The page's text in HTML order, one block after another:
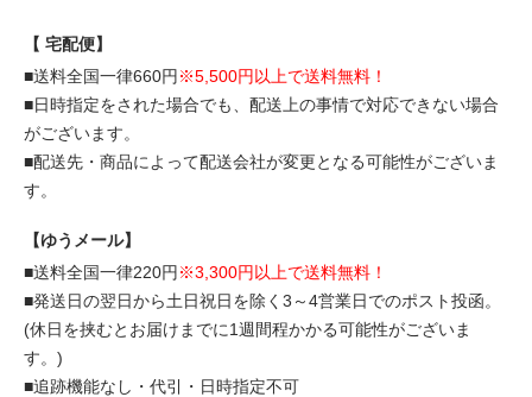
【 宅配便】
■送料全国一律660円 ※5,500円以上で送料無料！
■日時指定をされた場合でも、配送上の事情で対応できない場合
がございます。
■配送先・商品によって配送会社が変更となる可能性がございま
す。
【ゆうメール】
■送料全国一律220円 ※3,300円以上で送料無料！
■発送日の翌日から土日祝日を除く3～4営業日でのポスト投函。
(休日を挟むとお届けまでに1週間程かかる可能性がございま
す。)
■追跡機能なし・代引・日時指定不可